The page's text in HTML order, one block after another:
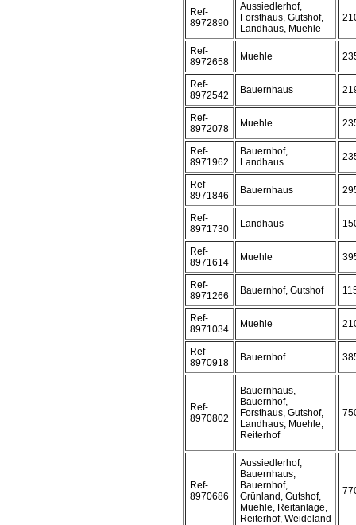
Ref-
8972890
Aussiedlerhof,
Forsthaus, Gutshof,
Landhaus, Muehle
Ref-
8972658
Muehle
Ref-
8972542
Bauernhaus
Ref-
8972078
Muehle
Ref-
8971962
Bauernhof,
Landhaus
Ref-
8971846
Bauernhaus
Ref-
8971730
Landhaus
Ref-
8971614
Muehle
Ref-
8971266
Bauernhof, Gutshof
Ref-
8971034
Muehle
Ref-
8970918
Bauernhof
Ref-
8970802
Bauernhaus,
Bauernhof,
Forsthaus, Gutshof,
Landhaus, Muehle,
Reiterhof
Ref-
8970686
Aussiedlerhof,
Bauernhaus,
Bauernhof,
Grünland, Gutshof,
Muehle, Reitanlage,
Reiterhof, Weideland